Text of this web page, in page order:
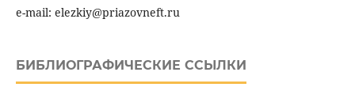
e-mail: elezkiy@priazovneft.ru
БИБЛИОГРАФИЧЕСКИЕ ССЫЛКИ